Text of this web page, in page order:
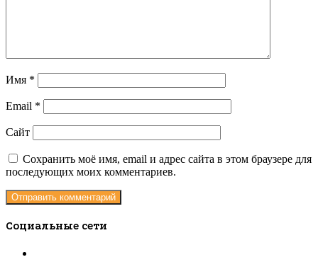
Имя *
Email *
Сайт
Сохранить моё имя, email и адрес сайта в этом браузере для
последующих моих комментариев.
Социальные сети